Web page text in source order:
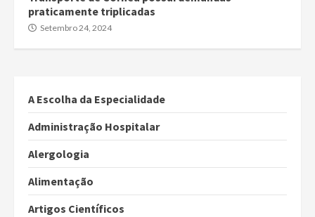
praticamente triplicadas
Setembro 24, 2024
A Escolha da Especialidade
Administração Hospitalar
Alergologia
Alimentação
Artigos Científicos